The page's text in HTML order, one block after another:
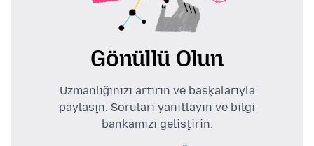
Gönüllü Olun
Uzmanlığınızı artırın ve başkalarıyla
paylaşın. Soruları yanıtlayın ve bilgi
bankamızı geliştirin.